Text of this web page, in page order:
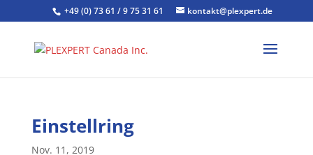
+49 (0) 73 61 / 9 75 31 61 kontakt@plexpert.de
Einstellring
Nov. 11, 2019